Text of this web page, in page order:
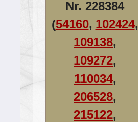
Nr. 228384
(54160, 102424,
109138,
109272,
110034,
206528,
215122,